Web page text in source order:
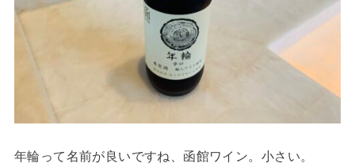
年輪って名前が良いですね、函館ワイン。小さい。